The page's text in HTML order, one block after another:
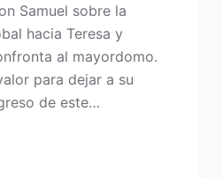
Samuel sobre la
hacia Teresa y
al mayordomo.
para dejar a su
de este…